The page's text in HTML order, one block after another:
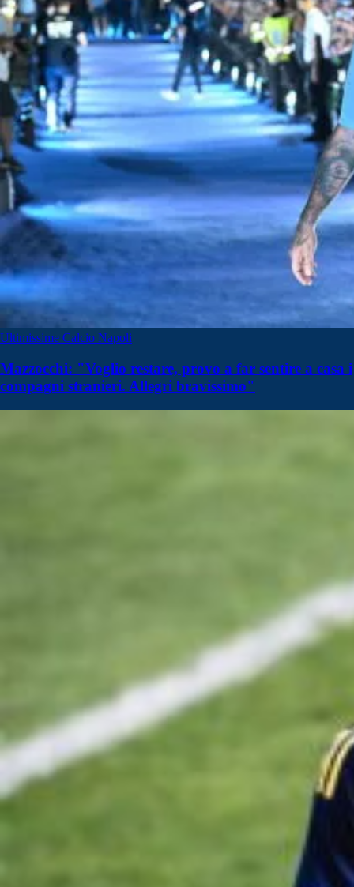
Ultimissime Calcio Napoli
Mazzocchi: "Voglio restare, provo a far sentire a casa i
compagni stranieri. Allegri bravissimo"